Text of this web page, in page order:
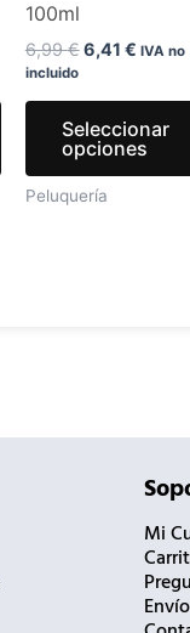
100ml
6,99€6,41 € IVA no
incluido
Seleccionar
opciones
Peluquería
Mi